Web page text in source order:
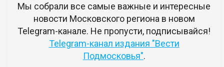
Мы собрали все самые важные и интересные
новости Московского региона в новом
Telegram-канале. Не пропусти, подписывайся!
Telegram-канал издания "Вести
Подмосковья".